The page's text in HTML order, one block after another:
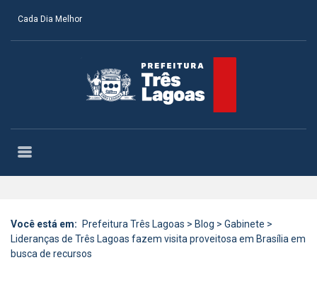
Cada Dia Melhor
Você está em: Prefeitura Três Lagoas > Blog > Gabinete >
Lideranças de Três Lagoas fazem visita proveitosa em Brasília em
busca de recursos